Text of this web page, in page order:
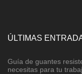
ÚLTIMAS
Guía de guantes
necesitas para tu